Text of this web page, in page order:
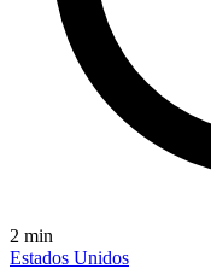
2 min
Estados Unidos